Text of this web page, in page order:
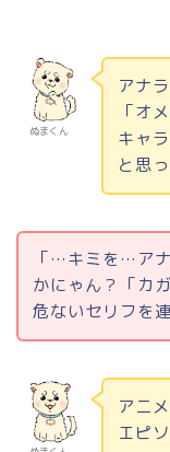
ぬまくん
アナ
「オ
キャ
と思
「…キミを…ア
かにゃん？「カ
危ないセリフを
アニ
エピ